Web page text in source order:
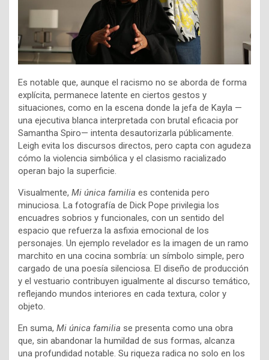
Es notable que, aunque el racismo no se aborda de forma
explícita, permanece latente en ciertos gestos y
situaciones, como en la escena donde la jefa de Kayla —
una ejecutiva blanca interpretada con brutal eficacia por
Samantha Spiro— intenta desautorizarla públicamente.
Leigh evita los discursos directos, pero capta con agudeza
cómo la violencia simbólica y el clasismo racializado
operan bajo la superficie.
Visualmente, Mi única familia es contenida pero
minuciosa. La fotografía de Dick Pope privilegia los
encuadres sobrios y funcionales, con un sentido del
espacio que refuerza la asfixia emocional de los
personajes. Un ejemplo revelador es la imagen de un ramo
marchito en una cocina sombría: un símbolo simple, pero
cargado de una poesía silenciosa. El diseño de producción
y el vestuario contribuyen igualmente al discurso temático,
reflejando mundos interiores en cada textura, color y
objeto.
En suma, Mi única familia se presenta como una obra
que, sin abandonar la humildad de sus formas, alcanza
una profundidad notable. Su riqueza radica no solo en los